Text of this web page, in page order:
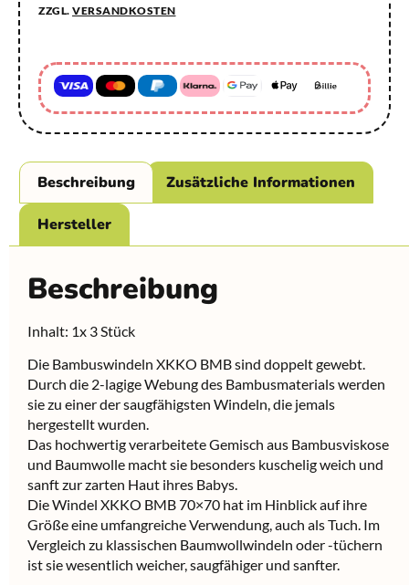
ZZGL. VERSANDKOSTEN
Beschreibung Zusätzliche Informationen
Hersteller
Beschreibung
Inhalt: 1x 3 Stück
Die Bambuswindeln XKKO BMB sind doppelt gewebt.
Durch die 2-lagige Webung des Bambusmaterials werden
sie zu einer der saugfähigsten Windeln, die jemals
hergestellt wurden.
Das hochwertig verarbeitete Gemisch aus Bambusviskose
und Baumwolle macht sie besonders kuschelig weich und
sanft zur zarten Haut ihres Babys.
Die Windel XKKO BMB 70×70 hat im Hinblick auf ihre
Größe eine umfangreiche Verwendung, auch als Tuch. Im
Vergleich zu klassischen Baumwollwindeln oder -tüchern
ist sie wesentlich weicher, saugfähiger und sanfter.